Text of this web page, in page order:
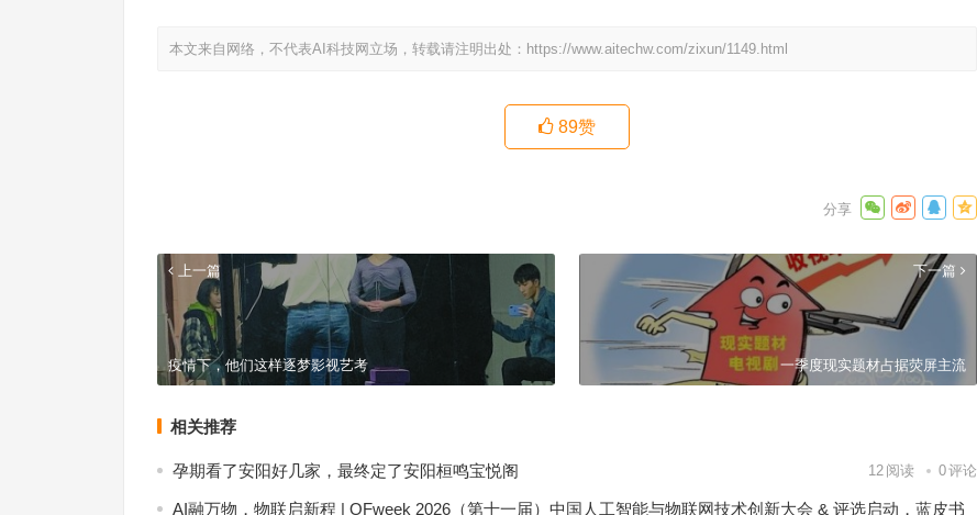
本文来自网络，不代表AI科技网立场，转载请注明出处： https://www.aitechw.com/zixun/1149.html
89赞
上一篇
疫情下，他们这样逐梦影视艺考
下一篇
一季度现实题材占据荧屏主流
相关推荐
孕期看了安阳好几家，最终定了安阳桓鸣宝悦阁 12 阅读 0评论
AI融万物，物联启新程 | OFweek 2026（第十一届）中国人工智能与物联网技术创新大会 & 评选启动，蓝皮书